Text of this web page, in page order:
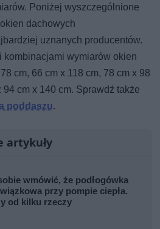
Poniżej wyszczególnione
dachowych
uznanych producentów.
kombinacjami wymiarów okien
cm, 66 cm x 118 cm, 78 cm x 98
94 cm x 140 cm. Sprawdź także
poddaszu.
artykuły
wmówić, że podłogówka
przy pompie ciepła.
od kilku rzeczy